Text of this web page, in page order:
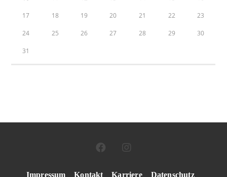
17 18 19 20 21 22 23
24 25 26 27 28 29 30
31
Impressum –Kontakt Karriere– Datenschutz–